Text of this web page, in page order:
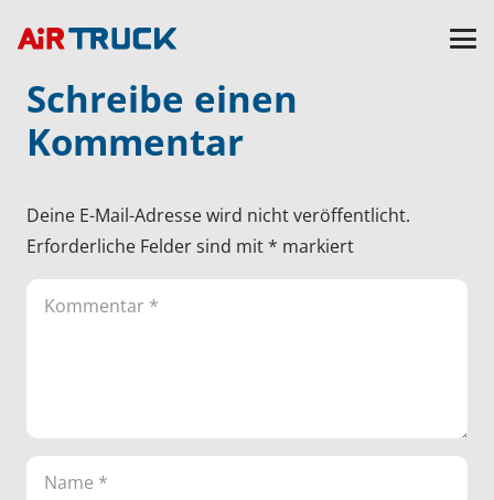
Schreibe einen
Kommentar
Deine E-Mail-Adresse wird nicht veröffentlicht.
Erforderliche Felder sind mit* markiert